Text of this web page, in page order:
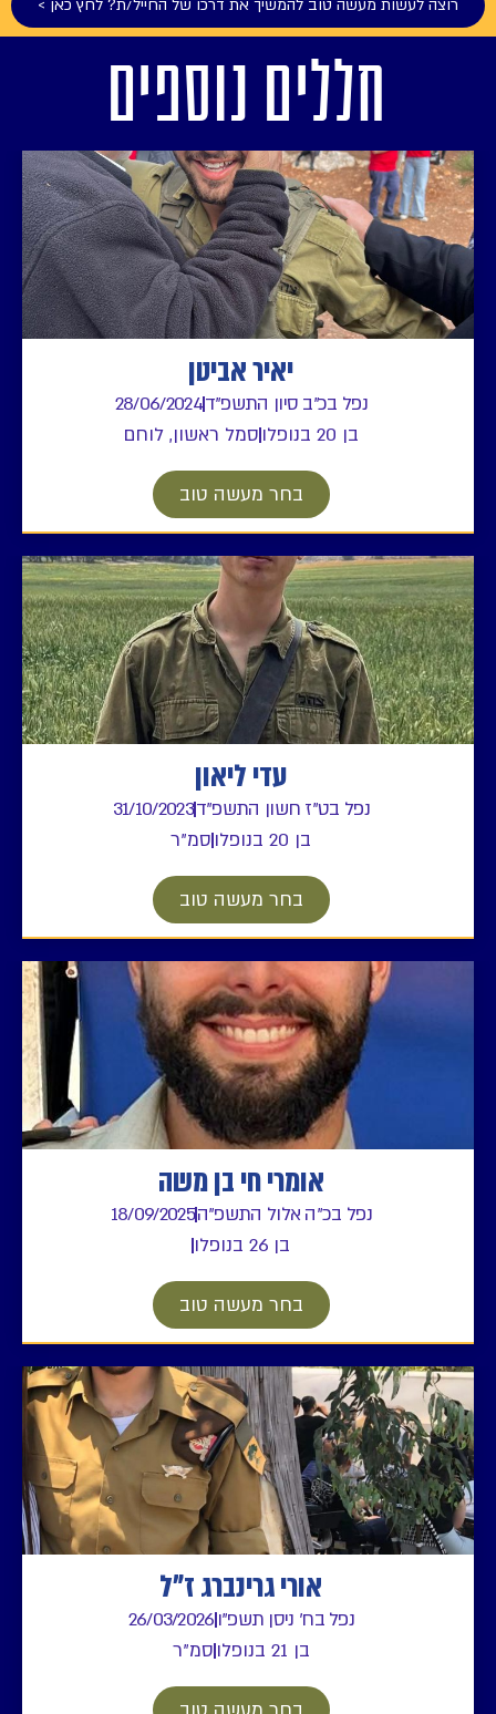
רוצה לעשות מעשה טוב להמשיך את דרכו של החייל/ת? לחץ כאן >
חללים נוספים
יאיר אביטן
נפל בכ"ב סיון התשפ"ד28/06/2024
בן 20 בנופלו
סמל ראשון, לוחם
בחר מעשה טוב
עדי ליאון
נפל בט"ז חשון התשפ"ד31/10/2023
בן 20 בנופלו
סמ"ר
בחר מעשה טוב
אומרי חי בן משה
נפל בכ"ה אלול התשפ"ה18/09/2025
בן 26 בנופלו
בחר מעשה טוב
אורי גרינברג ז"ל
נפל בח' ניסן תשפ"ו26/03/2026
בן 21 בנופלו
סמ"ר